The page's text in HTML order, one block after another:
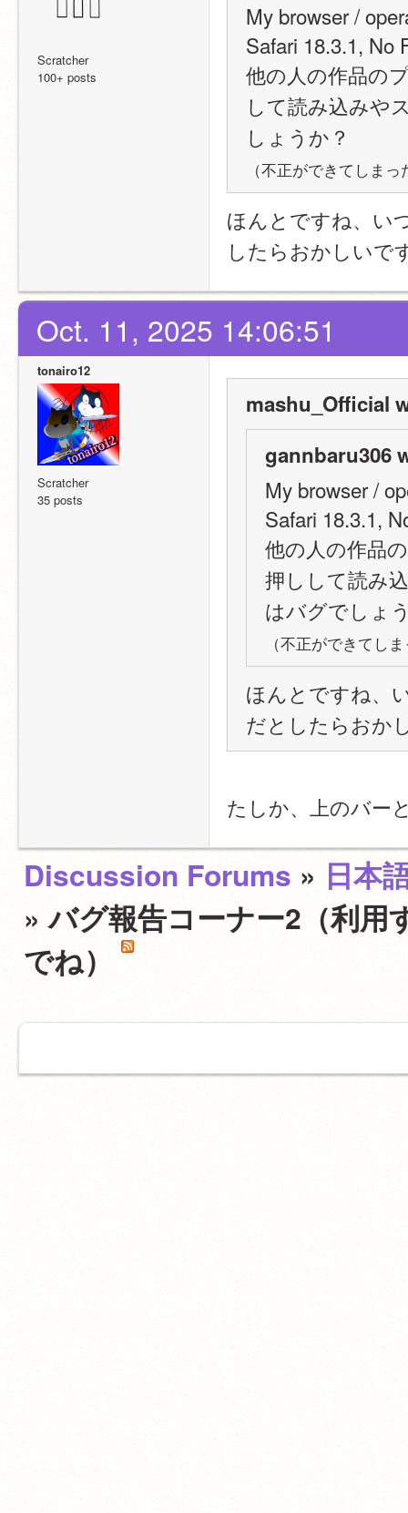
Scratcher
100+ posts
My browser /
Safari 18.3.1, No
他の人の作品の
して読み込みや
しょうか？
（不正ができてしま
ほんとですね、い
したらおかしいで
Oct. 11, 2025 14:06:51
tonairo12
Scratcher
35 posts
mashu_Official
gannbaru306
My browser /
Safari 18.3.1,
他の人の作品
押しして読み
はバグでしょ
（不正ができてし
ほんとですね、
だとしたらおか
たしか、上のバー
Discussion Forums » 日本
» バグ報告コーナー2（利用
でね）